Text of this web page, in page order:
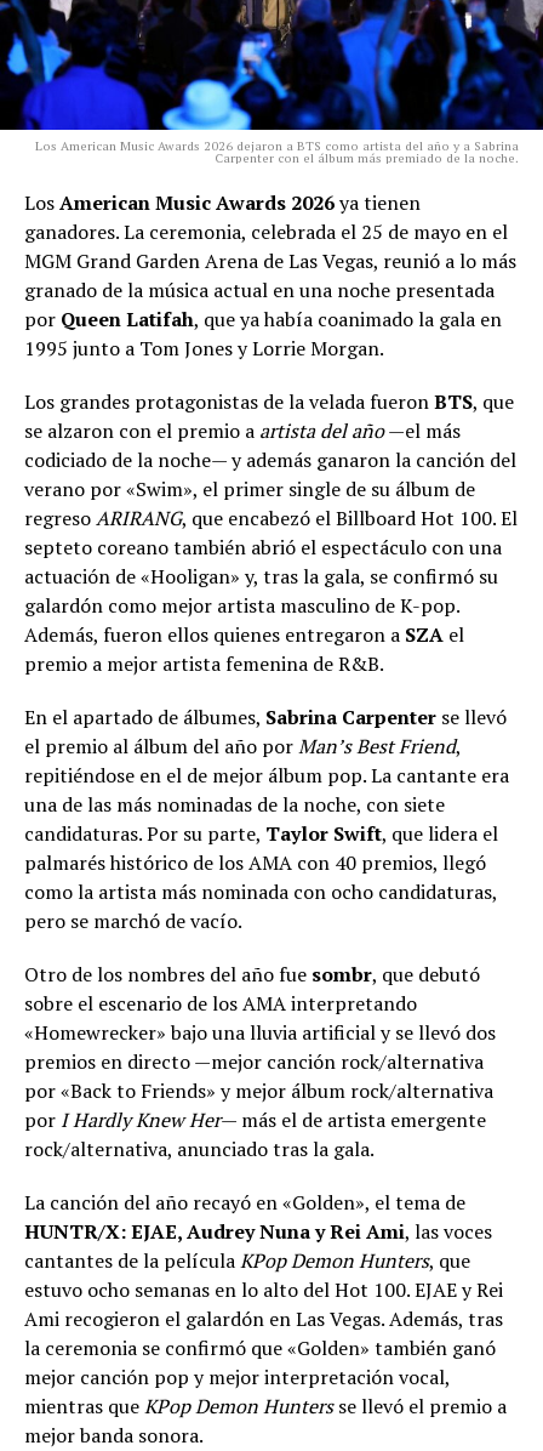
Los American Music Awards 2026 dejaron a BTS como artista del año y a Sabrina
Carpenter con el álbum más premiado de la noche.
LosAmerican Music Awards 2026ya tienen
ganadores. La ceremonia, celebrada el 25 de mayo en el
MGM Grand Garden Arena de Las Vegas, reunió a lo más
granado de la música actual en una noche presentada
por Queen Latifah, que ya había coanimado la gala en
1995 junto a Tom Jones y Lorrie Morgan.
Los grandes protagonistas de la velada fueronBTS, que
se alzaron con el premio a artista del año—el más
codiciado de la noche— y además ganaron la canción del
verano por «Swim», el primer single de su álbum de
regresoARIRANG, que encabezó el Billboard Hot 100. El
septeto coreano también abrió el espectáculo con una
actuación de «Hooligan» y, tras la gala, se confirmó su
galardón como mejor artista masculino de K-pop.
Además, fueron ellos quienes entregaron a SZA el
premio a mejor artista femenina de R&B.
En el apartado de álbumes, Sabrina Carpenter se llevó
el premio al álbum del año porMan’s Best Friend,
repitiéndose en el de mejor álbum pop. La cantante era
una de las más nominadas de la noche, con siete
candidaturas. Por su parte, Taylor Swift, que lidera el
palmarés histórico de los AMA con 40 premios, llegó
como la artista más nominada con ocho candidaturas,
pero se marchó de vacío.
Otro de los nombres del año fue sombr, que debutó
sobre el escenario de los AMA interpretando
«Homewrecker» bajo una lluvia artificial y se llevó dos
premios en directo —mejor canción rock/alternativa
por «Back to Friends» y mejor álbum rock/alternativa
por I Hardly Knew Her— más el de artista emergente
rock/alternativa, anunciado tras la gala.
La canción del año recayó en «Golden», el tema de
HUNTR/X: EJAE, Audrey Nuna y Rei Ami, las voces
cantantes de la películaKPop Demon Hunters, que
estuvo ocho semanas en lo alto del Hot 100. EJAE y Rei
Ami recogieron el galardón en Las Vegas. Además, tras
la ceremonia se confirmó que «Golden» también ganó
mejor canción pop y mejor interpretación vocal,
mientras queKPop Demon Huntersse llevó el premio a
mejor banda sonora.